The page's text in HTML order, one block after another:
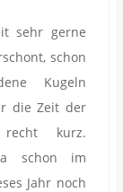
sehr gerne
schon
Kugeln
die Zeit der
recht kurz.
schon im
Jahr noch